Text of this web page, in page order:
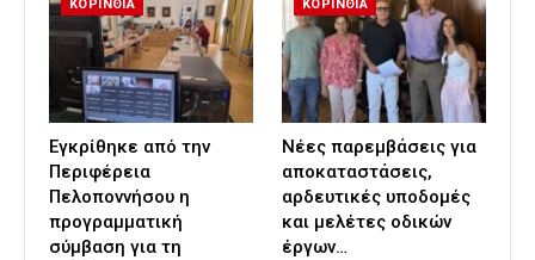
ΚΟΡΙΝΘΙΑ
Εγκρίθηκε από την
Περιφέρεια
Πελοποννήσου η
προγραμματική
σύμβαση για τη
ΚΟΡΙΝΘΙΑ
Νέες παρεμβάσεις για
αποκαταστάσεις,
αρδευτικές υποδομές
και μελέτες οδικών
έργων…